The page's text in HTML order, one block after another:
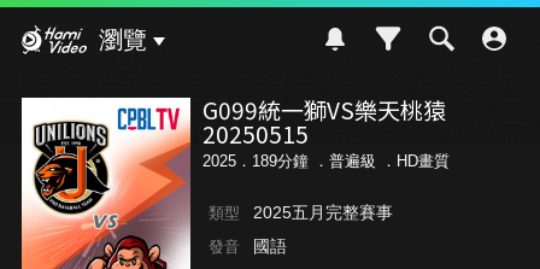
瀏覽
G099統一獅VS樂天桃猿
20250515
2025．189分鐘 ． 普遍級 ．HD畫質
類型 2025五月完整賽事
發音 國語